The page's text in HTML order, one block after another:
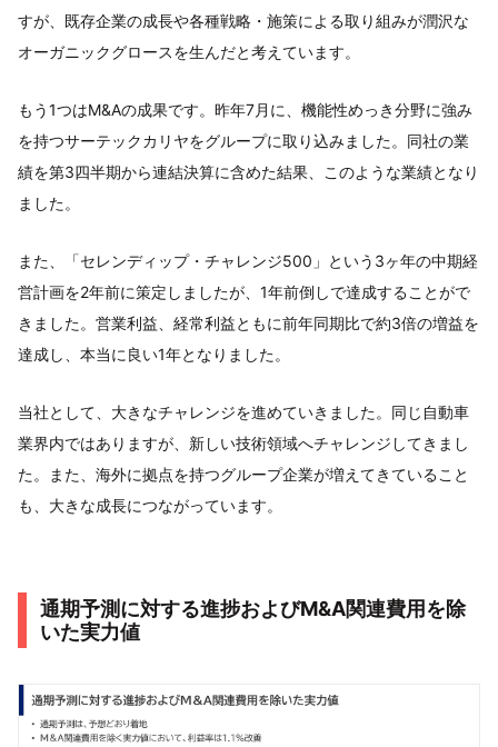
すが、既存企業の成長や各種戦略・施策による取り組みが潤沢な
オーガニックグロースを生んだと考えています。
もう1つはM&Aの成果です。昨年7月に、機能性めっき分野に強み
を持つサーテックカリヤをグループに取り込みました。同社の業
績を第3四半期から連結決算に含めた結果、このような業績となり
ました。
また、「セレンディップ・チャレンジ500」という3ヶ年の中期経
営計画を2年前に策定しましたが、1年前倒しで達成することがで
きました。営業利益、経常利益ともに前年同期比で約3倍の増益を
達成し、本当に良い1年となりました。
当社として、大きなチャレンジを進めていきました。同じ自動車
業界内ではありますが、新しい技術領域へチャレンジしてきまし
た。また、海外に拠点を持つグループ企業が増えてきていること
も、大きな成長につながっています。
通期予測に対する進捗およびM&A関連費用を除
いた実力値